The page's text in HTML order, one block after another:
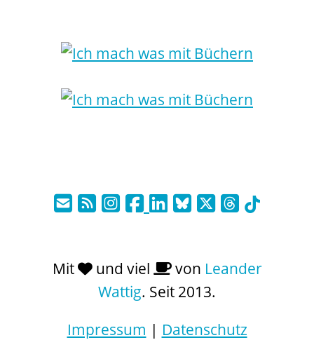
Mit und viel von Leander
Wattig. Seit 2013.
Impressum | Datenschutz